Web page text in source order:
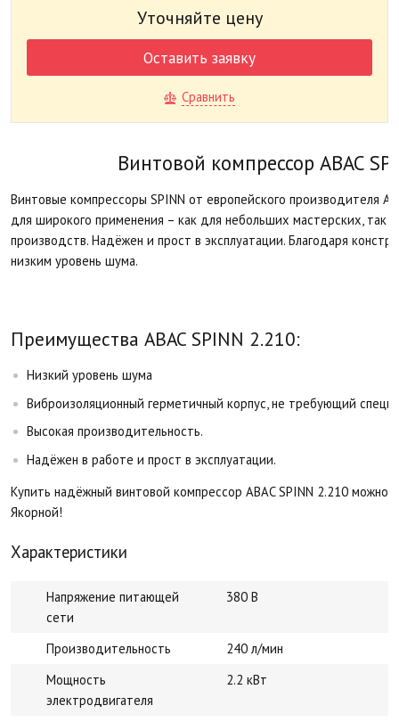
Уточняйте цену
Оставить заявку
Сравнить
Винтовой компрессор ABAC
Винтовые компрессоры SPINN от европейского производителя
для широкого применения – как для небольших мастерских, так
производств. Надёжен и прост в эксплуатации. Благодаря
низким уровень шума.
Преимущества ABAC SPINN 2.210:
Низкий уровень шума
Виброизоляционный герметичный корпус, не требующий
Высокая производительность.
Надёжен в работе и прост в эксплуатации.
Купить надёжный винтовой компрессор ABAC SPINN 2.210 можно у
Якорной!
Характеристики
Напряжение питающей
сети
380 В
Производительность
240 л/мин
Мощность
электродвигателя
2.2 кВт